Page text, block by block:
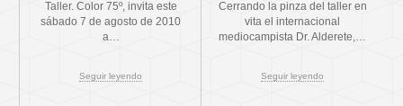
Taller. Color 75º, invita este
sábado 7 de agosto de 2010
a…
Seguir leyendo
Cerrando la pinza del taller en
vita el internacional
mediocampista Dr. Alderete,…
Seguir leyendo